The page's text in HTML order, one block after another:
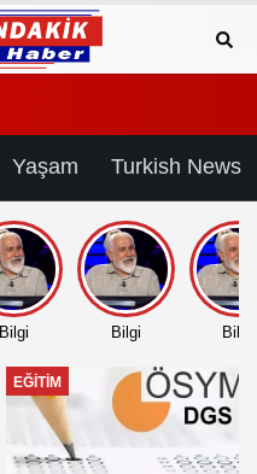
Yaşam Turkish News
Bilgi Bilgi Bilgi
EĞITIM